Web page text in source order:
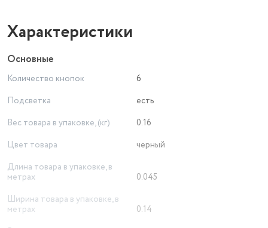
Характеристики
Основные
Количество кнопок
6
Подсветка
есть
Вес товара в упаковке, (кг)
0.16
Цвет товара
черный
Длина товара в упаковке, в
метрах
0.045
Ширина товара в упаковке, в
метрах
0.14